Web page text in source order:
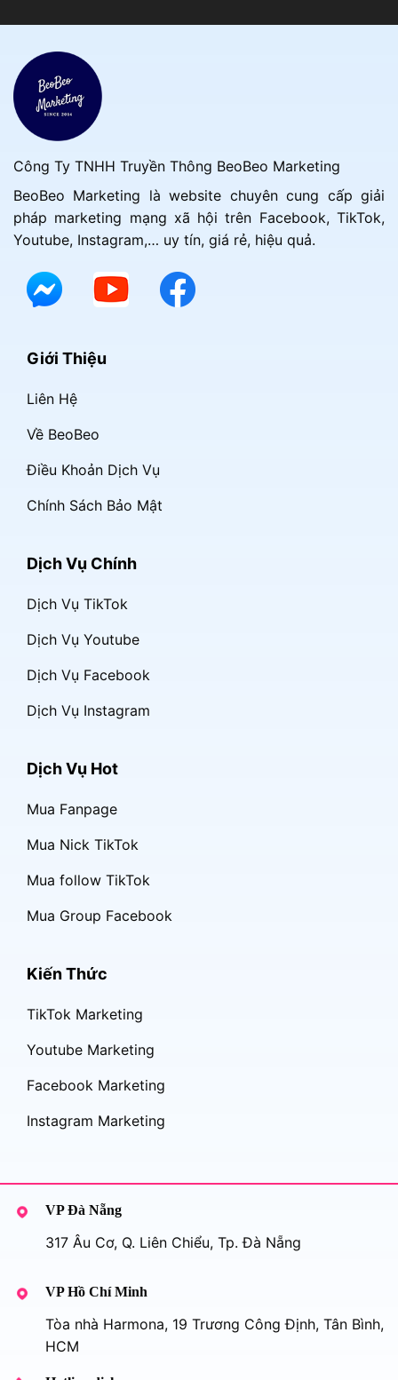
Công Ty TNHH Truyền Thông BeoBeo Marketing
BeoBeo Marketing là website chuyên cung cấp giải
pháp marketing mạng xã hội trên Facebook, TikTok,
Youtube, Instagram,… uy tín, giá rẻ, hiệu quả.
Giới Thiệu
Liên Hệ
Về BeoBeo
Điều Khoản Dịch Vụ
Chính Sách Bảo Mật
Dịch Vụ Chính
Dịch Vụ TikTok
Dịch Vụ Youtube
Dịch Vụ Facebook
Dịch Vụ Instagram
Dịch Vụ Hot
Mua Fanpage
Mua Nick TikTok
Mua follow TikTok
Mua Group Facebook
Kiến Thức
TikTok Marketing
Youtube Marketing
Facebook Marketing
Instagram Marketing
VP Đà Nẵng
317 Âu Cơ, Q. Liên Chiểu, Tp. Đà Nẵng
VP Hồ Chí Minh
Tòa nhà Harmona, 19 Trương Công Định, Tân Bình,
HCM